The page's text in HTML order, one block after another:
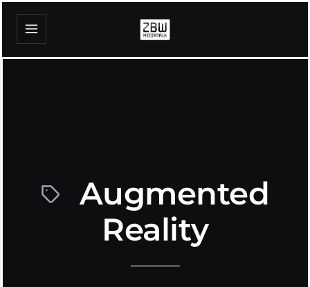
Augmented
Reality